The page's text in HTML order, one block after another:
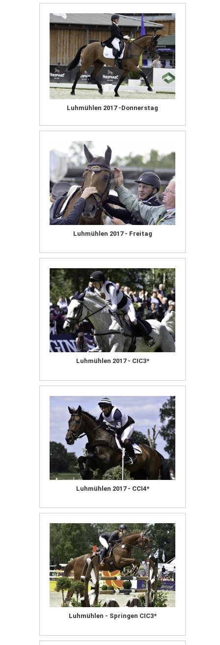
Luhmühlen 2017 -Donnerstag
Luhmühlen 2017 - Freitag
Luhmühlen 2017 - CIC3*
Luhmühlen 2017 - CCI4*
Luhmühlen - Springen CIC3*